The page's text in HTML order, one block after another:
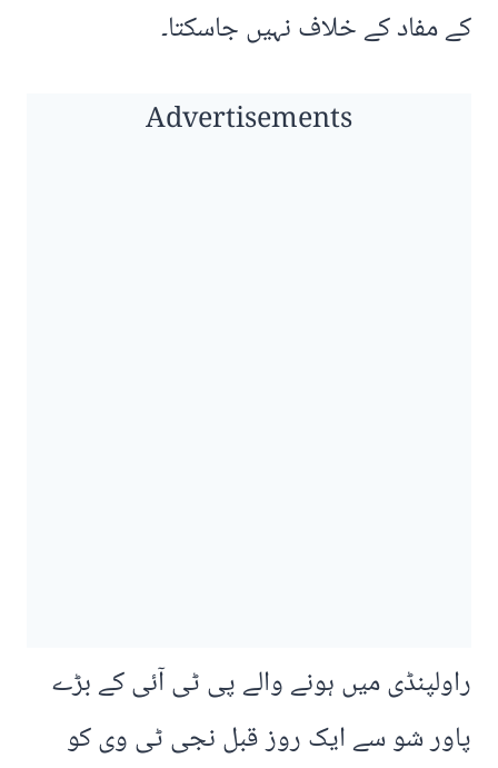
کے مفاد کے خلاف نہیں جاسکتا۔
Advertisements
راولپنڈی میں ہونے والے پی ٹی آئی کے بڑے
پاور شو سے ایک روز قبل نجی ٹی وی کو